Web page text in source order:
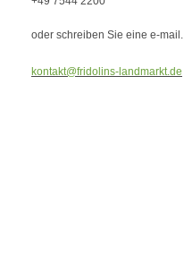
oder schreiben Sie eine e-mail.
kontakt@fridolins-landmarkt.de